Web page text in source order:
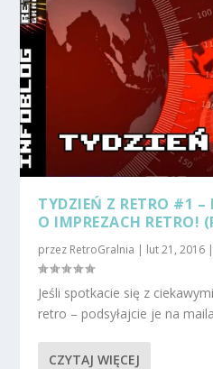
TYDZIEŃ Z RETRO #1 –
O IMPREZACH RETRO!
przez RetroGralnia | lut 21, 2016 |
Jeśli spotkacie się z
retro – podsyłajcie je na
CZYTAJ WIĘCEJ